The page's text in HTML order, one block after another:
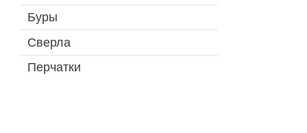
Буры
Сверла
Перчатки